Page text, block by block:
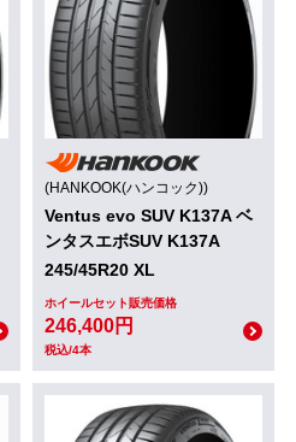
(HANKOOK(ハンコック))
Ventus evo SUV K137A ベ
ンタスエボSUV K137A
245/45R20 XL
ホイールセット販売価格
246,400円
税込/4本